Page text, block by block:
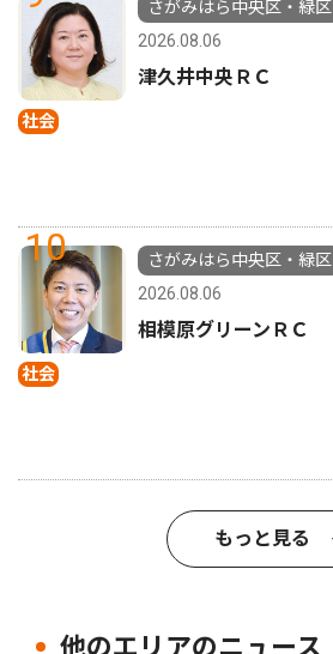
社会
さがみはら中央区・緑区
2026.08.06
津久井中央ＲＣ
10
社会
さがみはら中央区・緑区
2026.08.06
相模原グリーンＲＣ
もっと見る
他のエリアのニュース